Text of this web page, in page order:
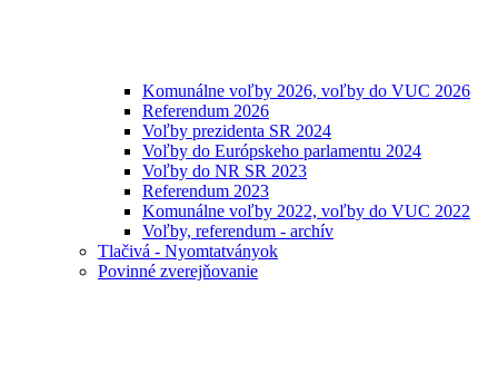
Komunálne voľby 2026, voľby do VUC 2026
Referendum 2026
Voľby prezidenta SR 2024
Voľby do Európskeho parlamentu 2024
Voľby do NR SR 2023
Referendum 2023
Komunálne voľby 2022, voľby do VUC 2022
Voľby, referendum - archív
Tlačivá - Nyomtatványok
Povinné zverejňovanie